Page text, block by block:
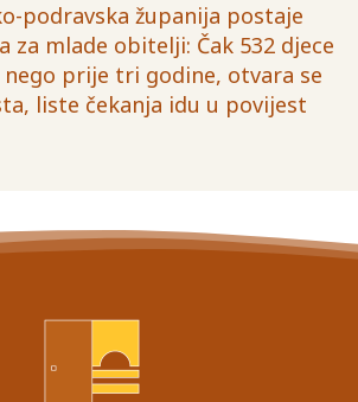
podravska županija postaje
za mlade obitelji: Čak 532 djece
prije tri godine, otvara se
liste čekanja idu u povijest